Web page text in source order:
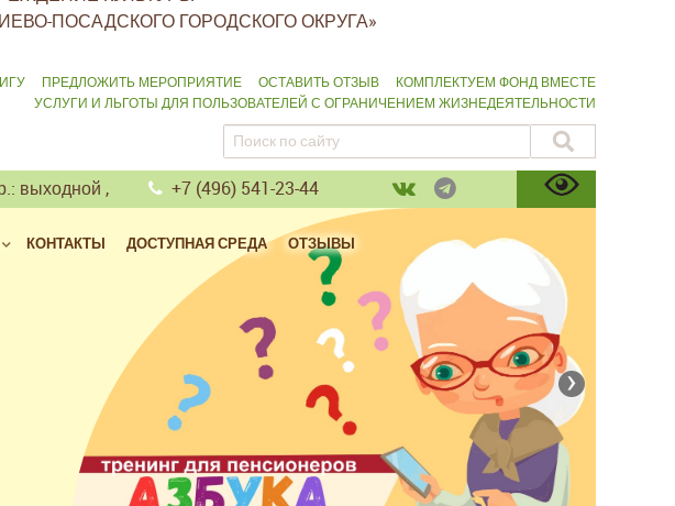
ПОСАДСКОГО ГОРОДСКОГО ОКРУГА»
ПРЕДЛОЖИТЬ МЕРОПРИЯТИЕ ОСТАВИТЬ ОТЗЫВ
КОМПЛЕКТУЕМ ФОНД ВМЕСТЕ
УСЛУГИ И ЛЬГОТЫ ДЛЯ ПОЛЬЗОВАТЕЛЕЙ С ОГРАНИЧЕНИЕМ ЖИЗНЕДЕЯТЕЛЬНОСТИ
выходной , +7 (496) 541-23-44
КОНТАКТЫ ДОСТУПНАЯ СРЕДА ОТЗЫВЫ
›